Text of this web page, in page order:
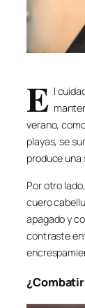
E l
verano,
playas, se
produce una
Por otro
cuero
apagado y
contraste